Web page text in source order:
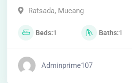
Ratsada, Mueang
Beds 1 Baths 1
Adminprime107